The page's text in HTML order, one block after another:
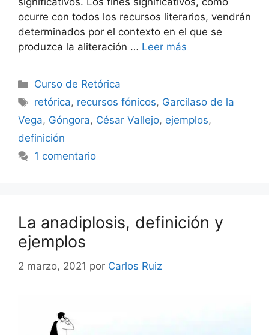
ocurre con todos los recursos literarios, vendrán
determinados por el contexto en el que se
produzca la aliteración … Leer más
Categorías
Curso de Retórica
Etiquetas
retórica, recursos fónicos, Garcilaso de la
Vega, Góngora, César Vallejo, ejemplos,
definición
1 comentario
La anadiplosis, definición y
ejemplos
2 marzo, 2021 por Carlos Ruiz